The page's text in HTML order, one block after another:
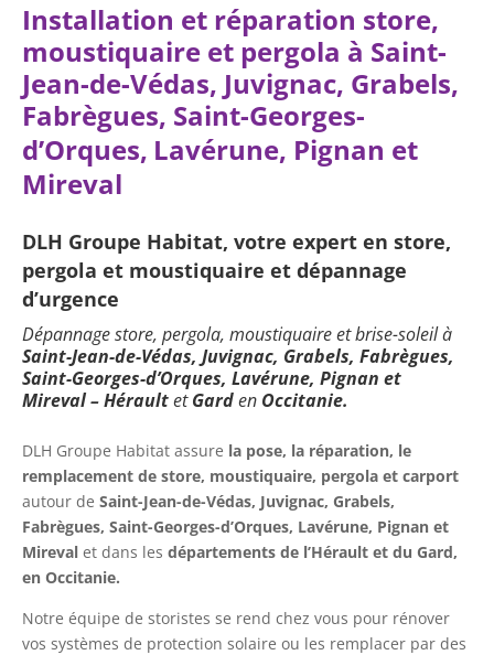
Installation et réparation store,
moustiquaire et pergola à Saint-
Jean-de-Védas, Juvignac, Grabels,
Fabrègues, Saint-Georges-
d’Orques, Lavérune, Pignan et
Mireval
DLH Groupe Habitat, votre expert en store,
pergola et moustiquaire et dépannage
d’urgence
Dépannage store, pergola, moustiquaire et brise-soleil à
Saint-Jean-de-Védas, Juvignac, Grabels, Fabrègues,
Saint-Georges-d’Orques, Lavérune, Pignan et
Mireval– HéraultetGarden Occitanie.
DLH Groupe Habitat assure la pose, la réparation, le
remplacement de store, moustiquaire, pergola et carport
autour de Saint-Jean-de-Védas, Juvignac, Grabels,
Fabrègues, Saint-Georges-d’Orques, Lavérune, Pignan et
Mireval et dans les départements de l’Hérault et du Gard,
en Occitanie.
Notre équipe de storistes se rend chez vous pour rénover
vos systèmes de protection solaire ou les remplacer par des